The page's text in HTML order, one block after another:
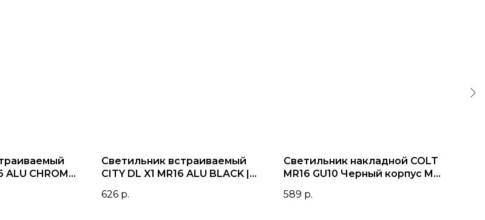
ALU CHROME
Светильник встраиваемый
CITY DL X1 MR16 ALU BLACK |
626 р.
Светильник накладной COLT
MR16 GU10 Черный корпус ML
589 р.